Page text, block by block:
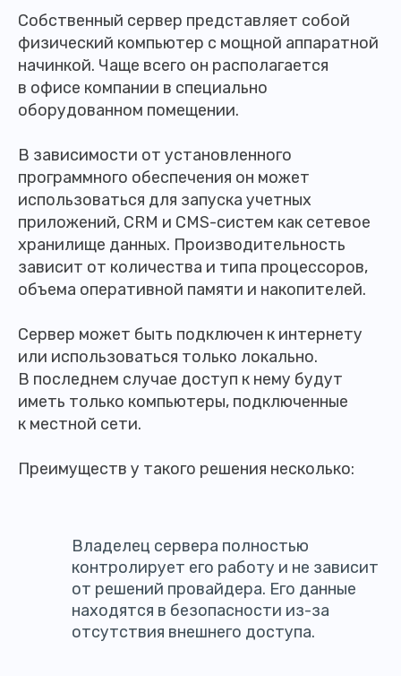
Собственный сервер представляет собой
физический компьютер с мощной аппаратной
начинкой. Чаще всего он располагается
в офисе компании в специально
оборудованном помещении.
В зависимости от установленного
программного обеспечения он может
использоваться для запуска учетных
приложений, CRM и CMS-систем как сетевое
хранилище данных. Производительность
зависит от количества и типа процессоров,
объема оперативной памяти и накопителей.
Сервер может быть подключен к интернету
или использоваться только локально.
В последнем случае доступ к нему будут
иметь только компьютеры, подключенные
к местной сети.
Преимуществ у такого решения несколько:
Владелец сервера полностью
контролирует его работу и не зависит
от решений провайдера. Его данные
находятся в безопасности из-за
отсутствия внешнего доступа.